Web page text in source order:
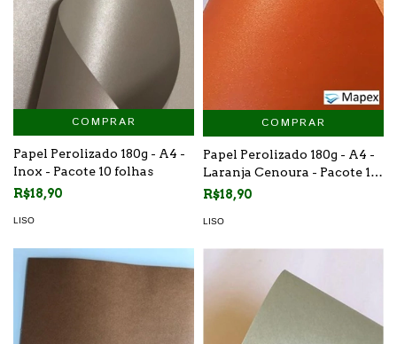
COMPRAR
Papel Perolizado 180g - A4 -
Inox - Pacote 10 folhas
R$18,90
LISO
COMPRAR
Papel Perolizado 180g - A4 -
Laranja Cenoura - Pacote 10
folhas
R$18,90
LISO